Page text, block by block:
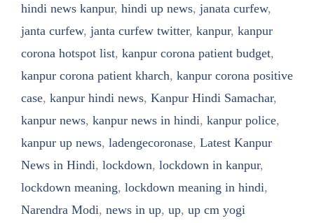
hindi news kanpur, hindi up news, janata curfew,
janta curfew, janta curfew twitter, kanpur, kanpur
corona hotspot list, kanpur corona patient budget,
kanpur corona patient kharch, kanpur corona positive
case, kanpur hindi news, Kanpur Hindi Samachar,
kanpur news, kanpur news in hindi, kanpur police,
kanpur up news, ladengecoronase, Latest Kanpur
News in Hindi, lockdown, lockdown in kanpur,
lockdown meaning, lockdown meaning in hindi,
Narendra Modi, news in up, up, up cm yogi